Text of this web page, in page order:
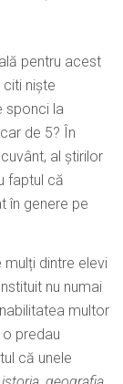
pentru acest
citi niște
sponci la
de 5? În
al știrilor
faptul că
în genere pe
dintre elevi
nu numai
multor
predau
că unele